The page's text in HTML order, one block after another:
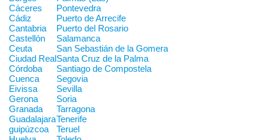
Cáceres
Pontevedra
Cádiz
Puerto de Arrecife
Cantabria
Puerto del Rosario
Castellón
Salamanca
Ceuta
San Sebastián de la Gomera
Ciudad RealSanta Cruz de la Palma
Córdoba
Santiago de Compostela
Cuenca
Segovia
Eivissa
Sevilla
Gerona
Soria
Granada
Tarragona
GuadalajaraTenerife
guipúzcoa
Teruel